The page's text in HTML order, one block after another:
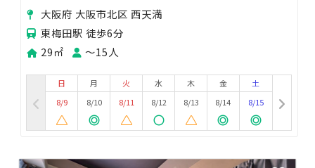
大阪府 大阪市北区 西天満
東梅田駅 徒歩6分
29㎡
〜15人
日
8/9
月
8/10
火
8/11
水
8/12
木
8/13
金
8/14
土
8/15